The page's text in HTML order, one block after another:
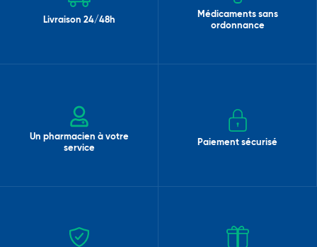
Livraison 24/48h
Médicaments sans
ordonnance
Un pharmacien à votre
service
Paiement sécurisé